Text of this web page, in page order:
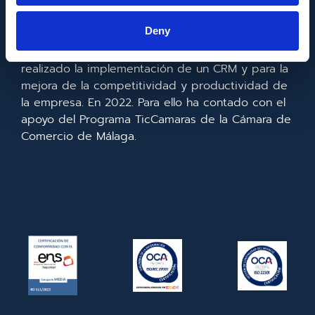
Deny
la información y de las comunicaciones y el
acceso a las mismas y gracias al que ha
realizado la implementación de un CRM y para la
mejora de la competitividad y productividad de
la empresa. En 2022. Para ello ha contado con el
apoyo del Programa TicCamaras de la Cámara de
Comercio de Málaga.